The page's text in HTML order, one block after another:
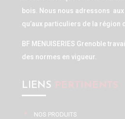
bois. Nous nous adressons
qu’aux particuliers de la région
BF MENUISERIES Grenoble
des normes en vigueur.
LIENS PERTINENTS
NOS PRODUITS